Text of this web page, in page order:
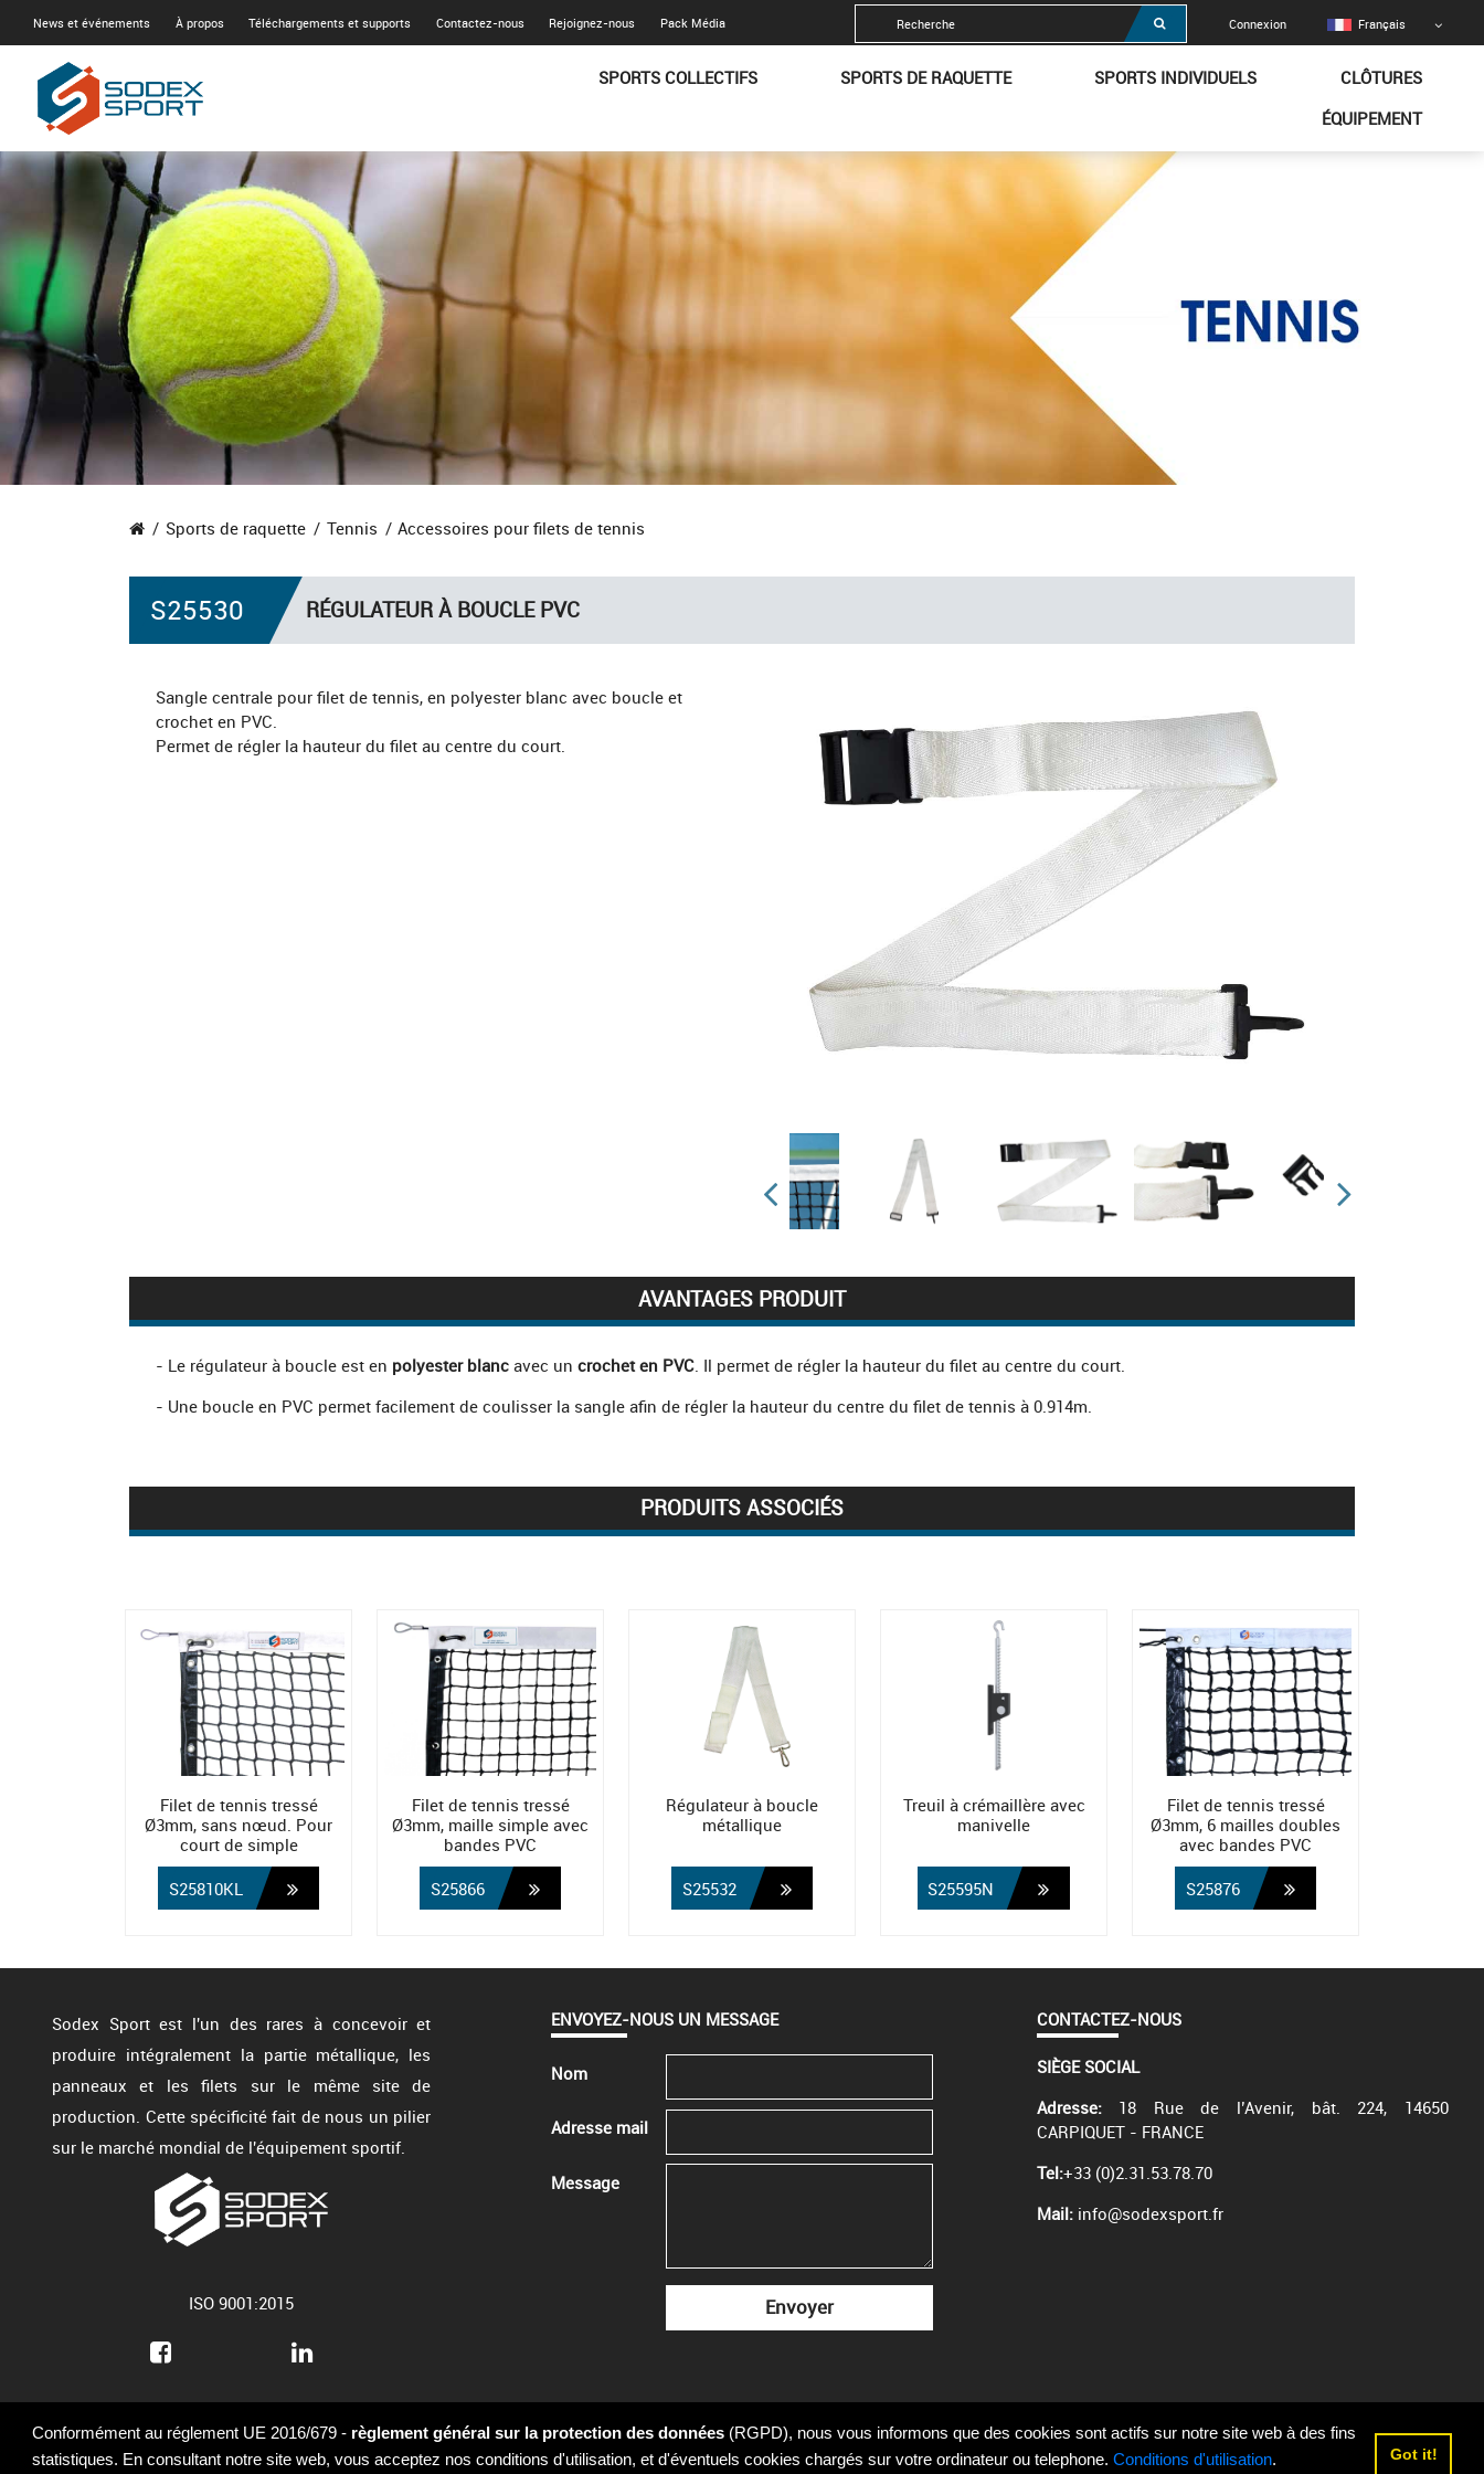
Conformément au réglement UE 2016/679 - règlement général sur la protection des données(RGPD), nous vous informons que des cookies sont actifs sur notre site web à des fins
statistiques. En consultant notre site web, vous acceptez nos conditions d'utilisation, et d'éventuels cookies chargés sur votre ordinateur ou telephone. Conditions d'utilisation. Got it!
News et événements À propos Téléchargements et supports Contactez-nous Rejoignez-nous Pack Média Connexion Français
SPORTS COLLECTIFS SPORTS DE RAQUETTE SPORTS INDIVIDUELS
CLÔTURES
ÉQUIPEMENT
Sports de raquette Tennis Accessoires pour filets de tennis
S25530 RÉGULATEUR À BOUCLE PVC
Sangle centrale pour filet de tennis, en polyester blanc avec boucle et
crochet en PVC.
Permet de régler la hauteur du filet au centre du court.
AVANTAGES PRODUIT
- Le régulateur à boucle est en polyester blancavec un crochet en PVC. Il permet de régler la hauteur du filet au centre du court.
- Une boucle en PVC permet facilement de coulisser la sangle afin de régler la hauteur du centre du filet de tennis à 0.914m.
PRODUITS ASSOCIÉS
Filet de tennis tressé
Ø3mm, sans nœud. Pour
court de simple
S25810KL
Filet de tennis tressé
Ø3mm, maille simple avec
bandes PVC
S25866
Régulateur à boucle
métallique
S25532
Treuil à crémaillère avec
manivelle
S25595N
Filet de tennis tressé
Ø3mm, 6 mailles doubles
avec bandes PVC
S25876
Sodex Sport est l'un des rares à concevoir et
produire intégralement la partie métallique, les
panneaux et les filets sur le même site de
production. Cette spécificité fait de nous un pilier
sur le marché mondial de l'équipement sportif.
ISO 9001:2015
ENVOYEZ-NOUS UN MESSAGE
Nom
Adresse mail
Message
CONTACTEZ-NOUS
SIÈGE SOCIAL
Adresse:18 Rue de l’Avenir, bât. 224, 14650
CARPIQUET - FRANCE
Tel:+33 (0)2.31.53.78.70
Mail: info@sodexsport.fr
Plan du site Termes et conditions